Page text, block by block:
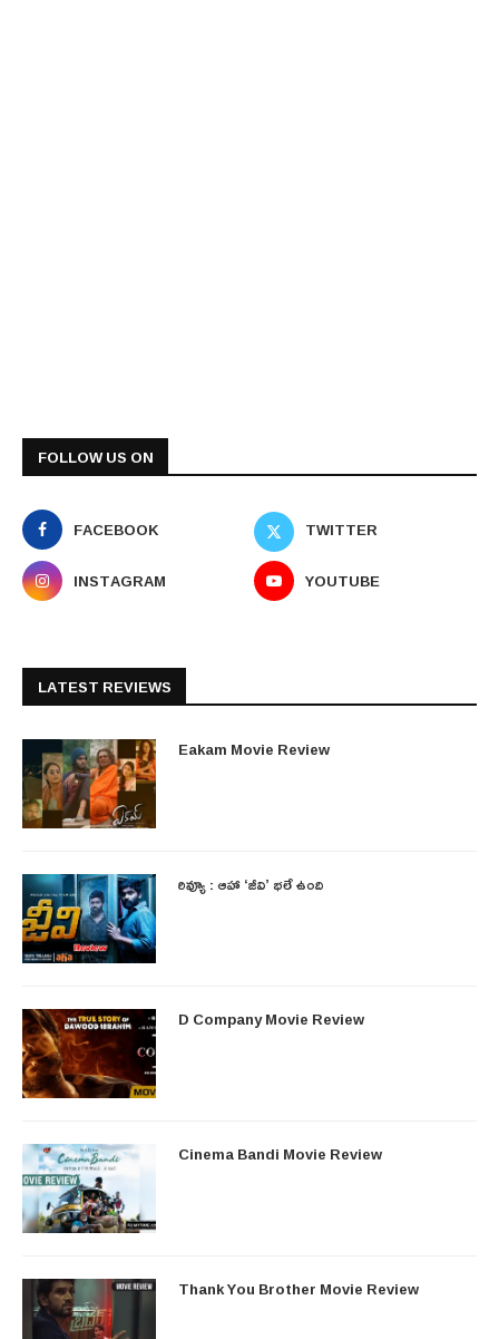
FOLLOW US ON
FACEBOOK
TWITTER
INSTAGRAM
YOUTUBE
LATEST REVIEWS
Eakam Movie Review
రివ్యూ : ఆహా ‘జీవి’ భలే ఉంది
D Company Movie Review
Cinema Bandi Movie Review
Thank You Brother Movie Review